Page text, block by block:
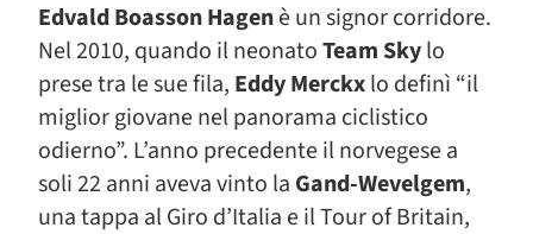
Edvald Boasson Hagenè un signor corridore.
Nel 2010, quando il neonatoTeam Skylo
prese tra le sue fila, Eddy Merckxlo definì “il
miglior giovane nel panorama ciclistico
odierno”. L’anno precedente il norvegese a
soli 22 anni aveva vinto la Gand-Wevelgem,
una tappa al Giro d’Italia e il Tour of Britain,